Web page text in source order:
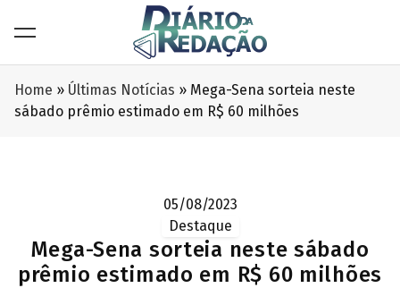
Home » Últimas Notícias » Mega-Sena sorteia neste
sábado prêmio estimado em R$ 60 milhões
05/08/2023
Destaque
Mega-Sena sorteia neste sábado
prêmio estimado em R$ 60 milhões